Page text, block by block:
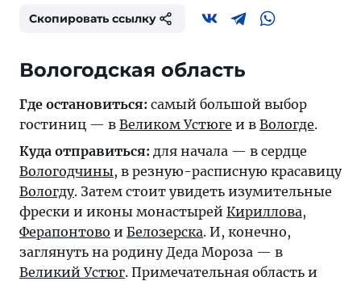
Скопировать ссылку
Вологодская область
Где остановиться: самый большой выбор
гостиниц — в Великом Устюге и в Вологде.
Куда отправиться: для начала — в сердце
Вологодчины, в резную-расписную красавицу
Вологду. Затем стоит увидеть изумительные
фрески и иконы монастырей Кириллова,
Ферапонтово и Белозерска. И, конечно,
заглянуть на родину Деда Мороза — в
Великий Устюг. Примечательная область и